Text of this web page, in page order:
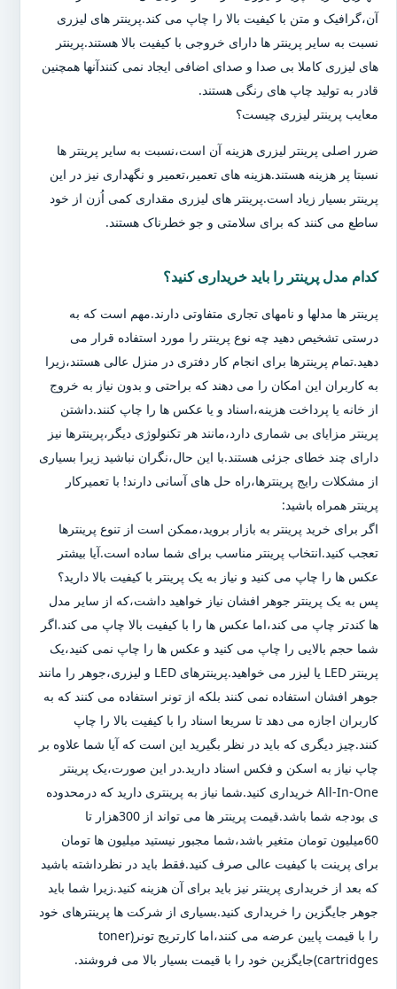
آن،گرافیک و متن با کیفیت بالا را چاپ می کند.پرینتر های لیزری
نسبت به سایر پرینتر ها دارای خروجی با کیفیت بالا هستند.پرینتر
های لیزری کاملا بی صدا و صدای اضافی ایجاد نمی کنندآنها همچنین
قادر به تولید چاپ های رنگی هستند.
معایب پرینتر لیزری چیست؟
ضرر اصلی پرینتر لیزری هزینه آن است،نسبت به سایر پرینتر ها
نسبتا پر هزینه هستند.هزینه های تعمیر،تعمیر و نگهداری نیز در این
پرینتر بسیار زیاد است.پرینتر های لیزری مقداری کمی اُزن از خود
ساطع می کنند که برای سلامتی و جو خطرناک هستند.
کدام مدل پرینتر را باید خریداری کنید؟
پرینتر ها مدلها و نامهای تجاری متفاوتی دارند.مهم است که به
درستی تشخیص دهید چه نوع پرینتر را مورد استفاده قرار می
دهید.تمام پرینترها برای انجام کار دفتری در منزل عالی هستند،زیرا
به کاربران این امکان را می دهند که براحتی و بدون نیاز به خروج
از خانه یا پرداخت هزینه،اسناد و یا عکس ها را چاپ کنند.داشتن
پرینتر مزایای بی شماری دارد،مانند هر تکنولوژی دیگر،پرینترها نیز
دارای چند خطای جزئی هستند.با این حال،نگران نباشید زیرا بسیاری
از مشکلات رایج پرینترها،راه حل های آسانی دارند! با تعمیرکار
پرینتر همراه باشید:
اگر برای خرید پرینتر به بازار بروید،ممکن است از تنوع پرینترها
تعجب کنید.انتخاب پرینتر مناسب برای شما ساده است.آیا بیشتر
عکس ها را چاپ می کنید و نیاز به یک پرینتر با کیفیت بالا دارید؟
پس به یک پرینتر جوهر افشان نیاز خواهید داشت،که از سایر مدل
ها کندتر چاپ می کند،اما عکس ها را با کیفیت بالا چاپ می کند.اگر
شما حجم بالایی را چاپ می کنید و عکس ها را چاپ نمی کنید،یک
پرینتر LED یا لیزر می خواهید.پرینترهای LED و لیزری،جوهر را مانند
جوهر افشان استفاده نمی کنند بلکه از تونر استفاده می کنند که به
کاربران اجازه می دهد تا سریعا اسناد را با کیفیت بالا را چاپ
کنند.چیز دیگری که باید در نظر بگیرید این است که آیا شما علاوه بر
چاپ نیاز به اسکن و فکس اسناد دارید.در این صورت،یک پرینتر
All-In-One خریداری کنید.شما نیاز به پرینتری دارید که درمحدوده
ی بودجه شما باشد.قیمت پرینتر ها می تواند از 300هزار تا
60میلیون تومان متغیر باشد،شما مجبور نیستید میلیون ها تومان
برای پرینت با کیفیت عالی صرف کنید.فقط باید در نظرداشته باشید
که بعد از خریداری پرینتر نیز باید برای آن هزینه کنید.زیرا شما باید
جوهر جایگزین را خریداری کنید.بسیاری از شرکت ها پرینترهای خود
را با قیمت پایین عرضه می کنند،اما کارتریج تونر(toner
cartridges)جایگزین خود را با قیمت بسیار بالا می فروشند.